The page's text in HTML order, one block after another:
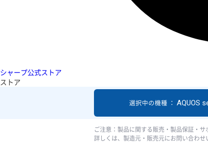
シャープ公式ストア
ストア
選択中の機種 ： AQUOS
ご注意：製品に関する販売・製品保証・
詳しくは、製造元・販売元にお問い合わせ